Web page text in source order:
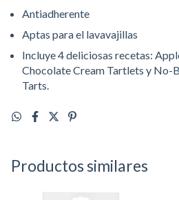
Antiadherente
Aptas para el lavavajillas
Incluye 4 deliciosas recetas:
Chocolate Cream Tartlets y No-
Tarts.
Productos similares